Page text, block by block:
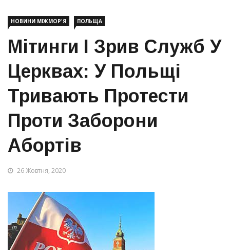
НОВИНИ МІЖМОР'Я ПОЛЬЩА
Мітинги І Зрив Служб У
Церквах: У Польщі
Тривають Протести
Проти Заборони
Абортів
26 Жовтня, 2020